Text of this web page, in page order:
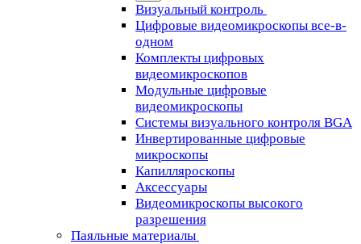
Визуальный контроль
Цифровые видеомикроскопы все-в-
одном
Комплекты цифровых
видеомикроскопов
Модульные цифровые
видеомикроскопы
Cистемы визуального контроля BGA
Инвертированные цифровые
микроскопы
Капилляроскопы
Аксессуары
Видеомикроскопы высокого
разрешения
Паяльные материалы